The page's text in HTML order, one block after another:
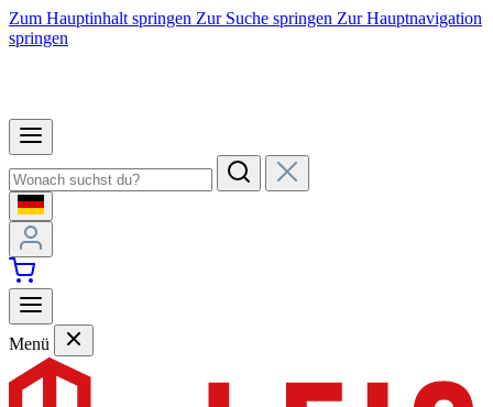
Zum Hauptinhalt springen Zur Suche springen Zur Hauptnavigation
springen
Menü